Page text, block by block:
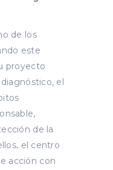
de los
este
proyecto
el
de la
el centro
acción con